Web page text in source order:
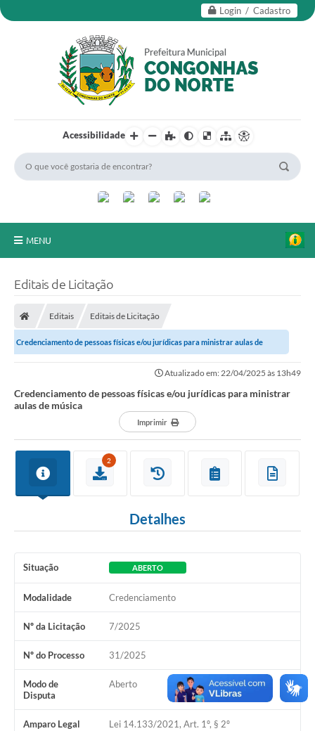
Login / Cadastro
Acessibilidade
MENU
Ouvidoria
Legislação
Carta de Serviços
Serviços Online
Telefones Úteis
Editais de Licitação
Editais Editais de Licitação
Credenciamento de pessoas físicas e/ou jurídicas para ministrar aulas de
Atualizado em: 22/04/2025 às 13h49
Credenciamento de pessoas físicas e/ou jurídicas para ministrar
aulas de música
Imprimir
2
Detalhes
Situação ABERTO
Modalidade Credenciamento
Nº da Licitação 7/2025
Nº do Processo 31/2025
Modo de
Disputa
Aberto
Amparo Legal Lei 14.133/2021, Art. 1º, § 2º